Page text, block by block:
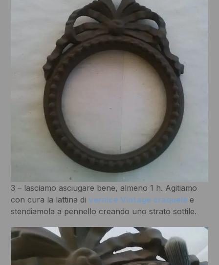
3 – lasciamo asciugare bene, almeno 1 h. Agitiamo
con cura la lattina di vernice Vintage craquelè e
stendiamola a pennello creando uno strato sottile.